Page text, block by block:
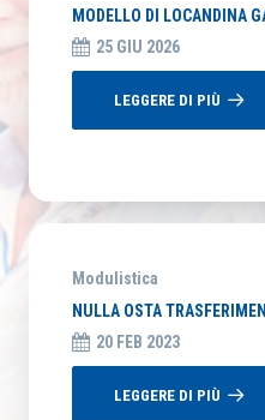
MODELLO DI LOCANDINA
25 GIU 2026
LEGGERE DI PIÙ
Modulistica
NULLA OSTA
20 FEB 2023
LEGGERE DI PIÙ